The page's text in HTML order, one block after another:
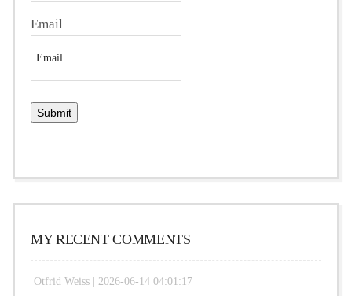
Email
MY RECENT COMMENTS
Otfrid Weiss | 2026-06-14 04:01:17